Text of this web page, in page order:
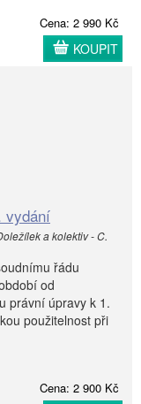
Cena: 2 990 Kč
KOUPIT
vydání
a kolektiv - C.
řádu
od
právní úpravy k 1.
použitelnost při
Cena: 2 900 Kč